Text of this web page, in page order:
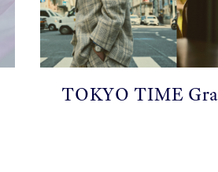
TOKYO TIME